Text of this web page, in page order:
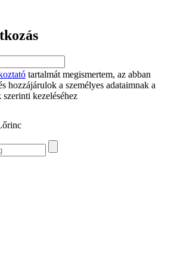
tartalmát megismertem, az abban
hozzájárulok a személyes adataimnak a
kezeléséhez